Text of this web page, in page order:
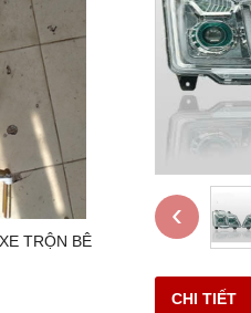
TRỘN BÊ
BÁN CÁC
‹
CHI TIẾT